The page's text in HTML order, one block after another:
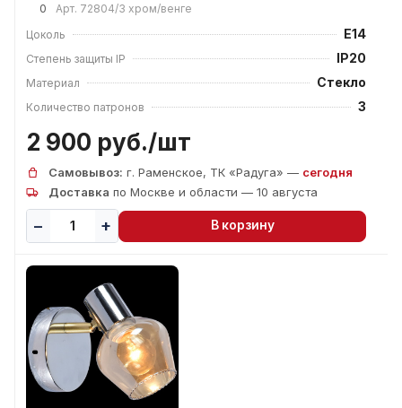
0 Арт. 72804/3 хром/венге
Цоколь
E14
Степень защиты IP IP20
Материал Стекло
Количество патронов 3
2 900 руб./шт
Самовывоз: г. Раменское, ТК «Радуга» — сегодня
Доставка по Москве и области — 10 августа
В корзину